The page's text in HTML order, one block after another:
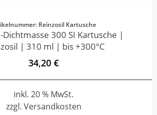
Reinzosil Kartusche
Dichtmasse 300 SI Kartusche |
| 310 ml | bis +300°C
34,20 €
inkl. 20 % MwSt.
zzgl. Versandkosten